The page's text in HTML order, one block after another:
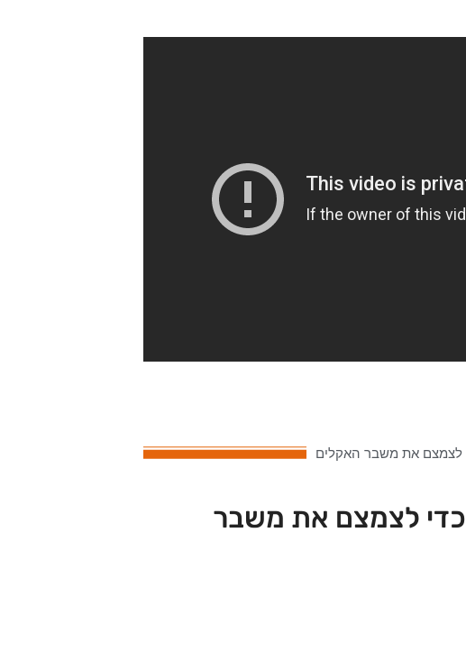
כדי לצמצם את משבר